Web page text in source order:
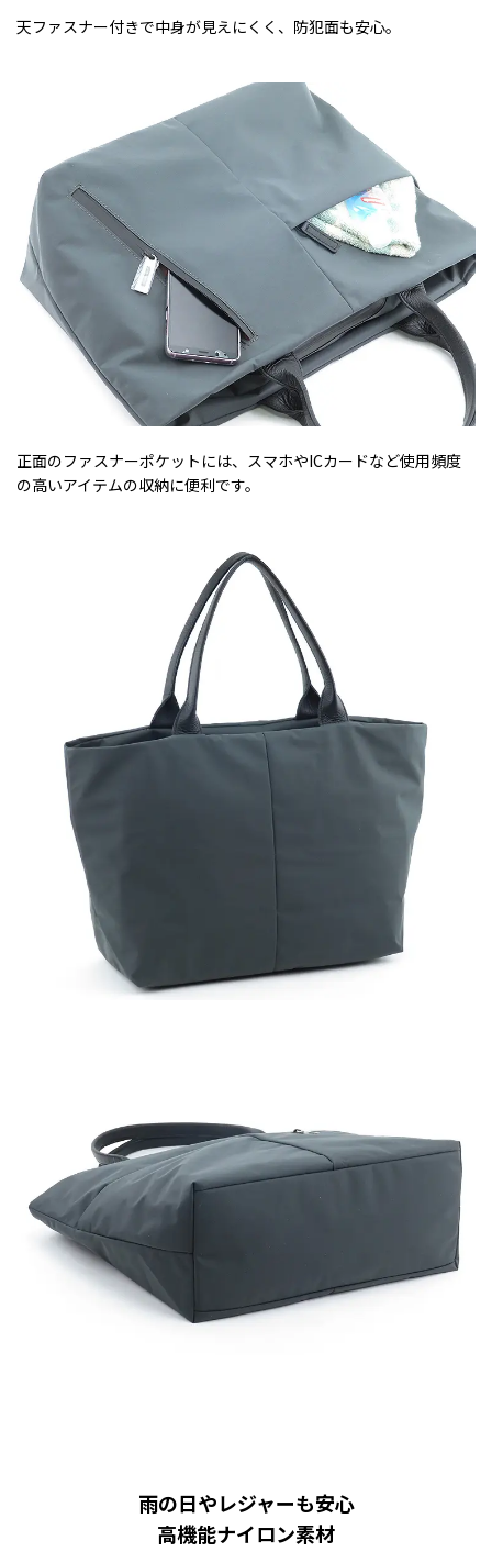
天ファスナー付きで中身が見えにくく、防犯面も安心。
正面のファスナーポケットには、スマホやICカードなど使用頻度
の高いアイテムの収納に便利です。
雨の日やレジャーも安心
高機能ナイロン素材